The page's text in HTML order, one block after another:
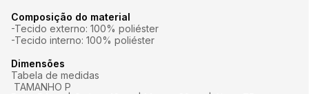
Composição do material
-Tecido externo: 100% poliéster
-Tecido interno: 100% poliéster
Dimensões
Tabela de medidas
TAMANHO P